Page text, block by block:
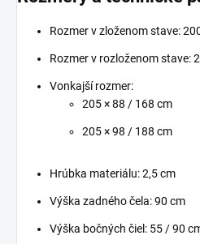
Rozmer v zloženom stave:
Rozmer v rozloženom stave:
Vonkajší rozmer:
205 × 88 / 168 cm
205 × 98 / 188 cm
Hrúbka materiálu: 2,5 cm
Výška zadného čela: 90 cm
Výška bočných čiel: 55 / 90